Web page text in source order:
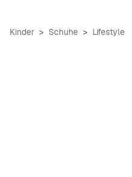
Kinder Schuhe Lifestyle